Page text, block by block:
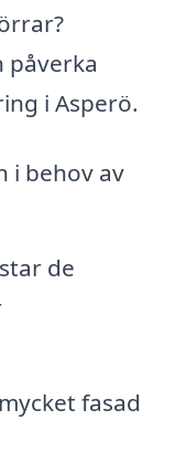
påverka
i Asperö.
i behov av
de
fasad